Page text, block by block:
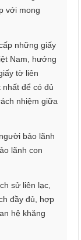
với mong
những giấy
Nam, hướng
tờ liên
để có đủ
nhiệm giữa
bảo lãnh
lãnh con
sử liên lạc,
đầy đủ, hợp
hệ khăng